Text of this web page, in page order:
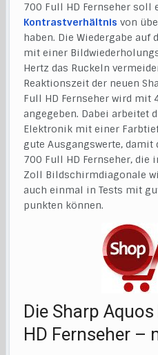
700 Full HD Fernseher soll
Kontrastverhältnis von
haben. Die Wiedergabe auf
mit einer
Hertz das Ruckeln
Reaktionszeit der neuen
Full HD Fernseher wird mit
angegeben. Dabei arbeitet
Elektronik mit einer
gute Ausgangswerte, damit
700 Full HD Fernseher, die
Zoll Bildschirmdiagonale
auch einmal in Tests mit
punkten können.
Die Sharp
HD Fernseher –